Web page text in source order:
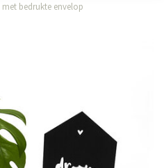
bedrukte envelop